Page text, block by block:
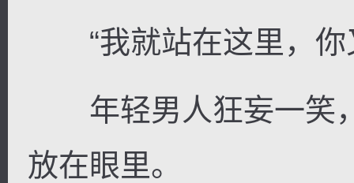
“我就站在这里，你
年轻男人狂妄一笑
放在眼里。